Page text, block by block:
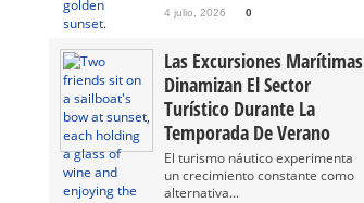
4 julio, 2026 0
Las Excursiones Marítimas
Dinamizan El Sector
Turístico Durante La
Temporada De Verano
El turismo náutico experimenta
un crecimiento constante como
alternativa...